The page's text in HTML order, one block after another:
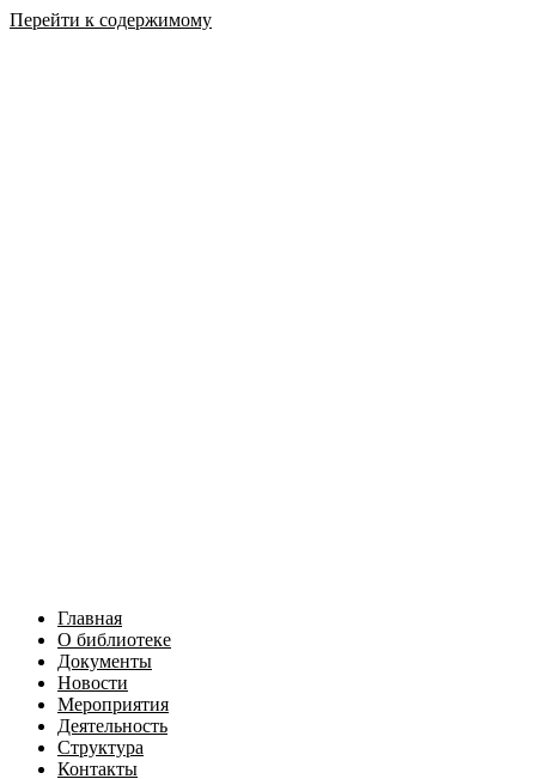
Перейти к содержимому
Главная
О библиотеке
Документы
Новости
Мероприятия
Деятельность
Структура
Контакты